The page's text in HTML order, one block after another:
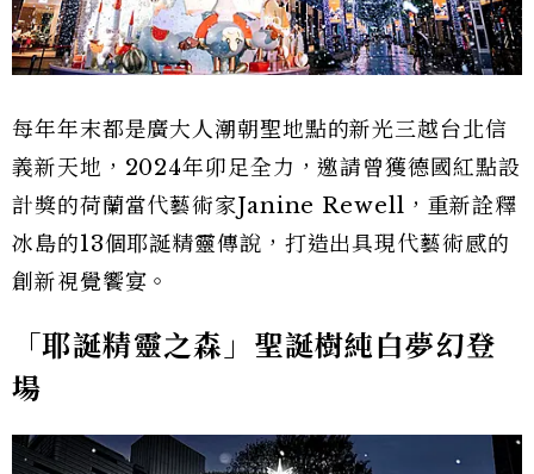
每年年末都是廣大人潮朝聖地點的新光三越台北信
義新天地，2024年卯足全力，邀請曾獲德國紅點設
計獎的荷蘭當代藝術家Janine Rewell，重新詮釋
冰島的13個耶誕精靈傳說，打造出具現代藝術感的
創新視覺饗宴。
「耶誕精靈之森」聖誕樹純白夢幻登
場